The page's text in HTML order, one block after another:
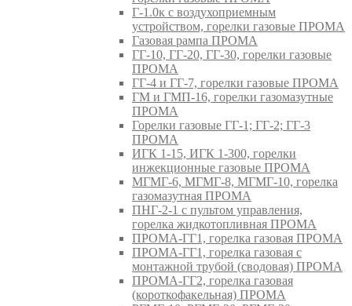
Г-1.0к с воздухоприемным
устройством, горелки газовые ПРОМА
Газовая рампа ПРОМА
ГГ-10, ГГ-20, ГГ-30, горелки газовые
ПРОМА
ГГ-4 и ГГ-7, горелки газовые ПРОМА
ГМ и ГМП-16, горелки газомазутные
ПРОМА
Горелки газовые ГГ-1; ГГ-2; ГГ-3
ПРОМА
ИГК 1-15, ИГК 1-300, горелки
инжекционные газовые ПРОМА
МГМГ-6, МГМГ-8, МГМГ-10, горелка
газомазутная ПРОМА
ПНГ-2-1 с пультом управления,
горелка жидкотопливная ПРОМА
ПРОМА-ГГ1, горелка газовая ПРОМА
ПРОМА-ГГ1, горелка газовая с
монтажной трубой (сводовая) ПРОМА
ПРОМА-ГГ2, горелка газовая
(короткофакельная) ПРОМА